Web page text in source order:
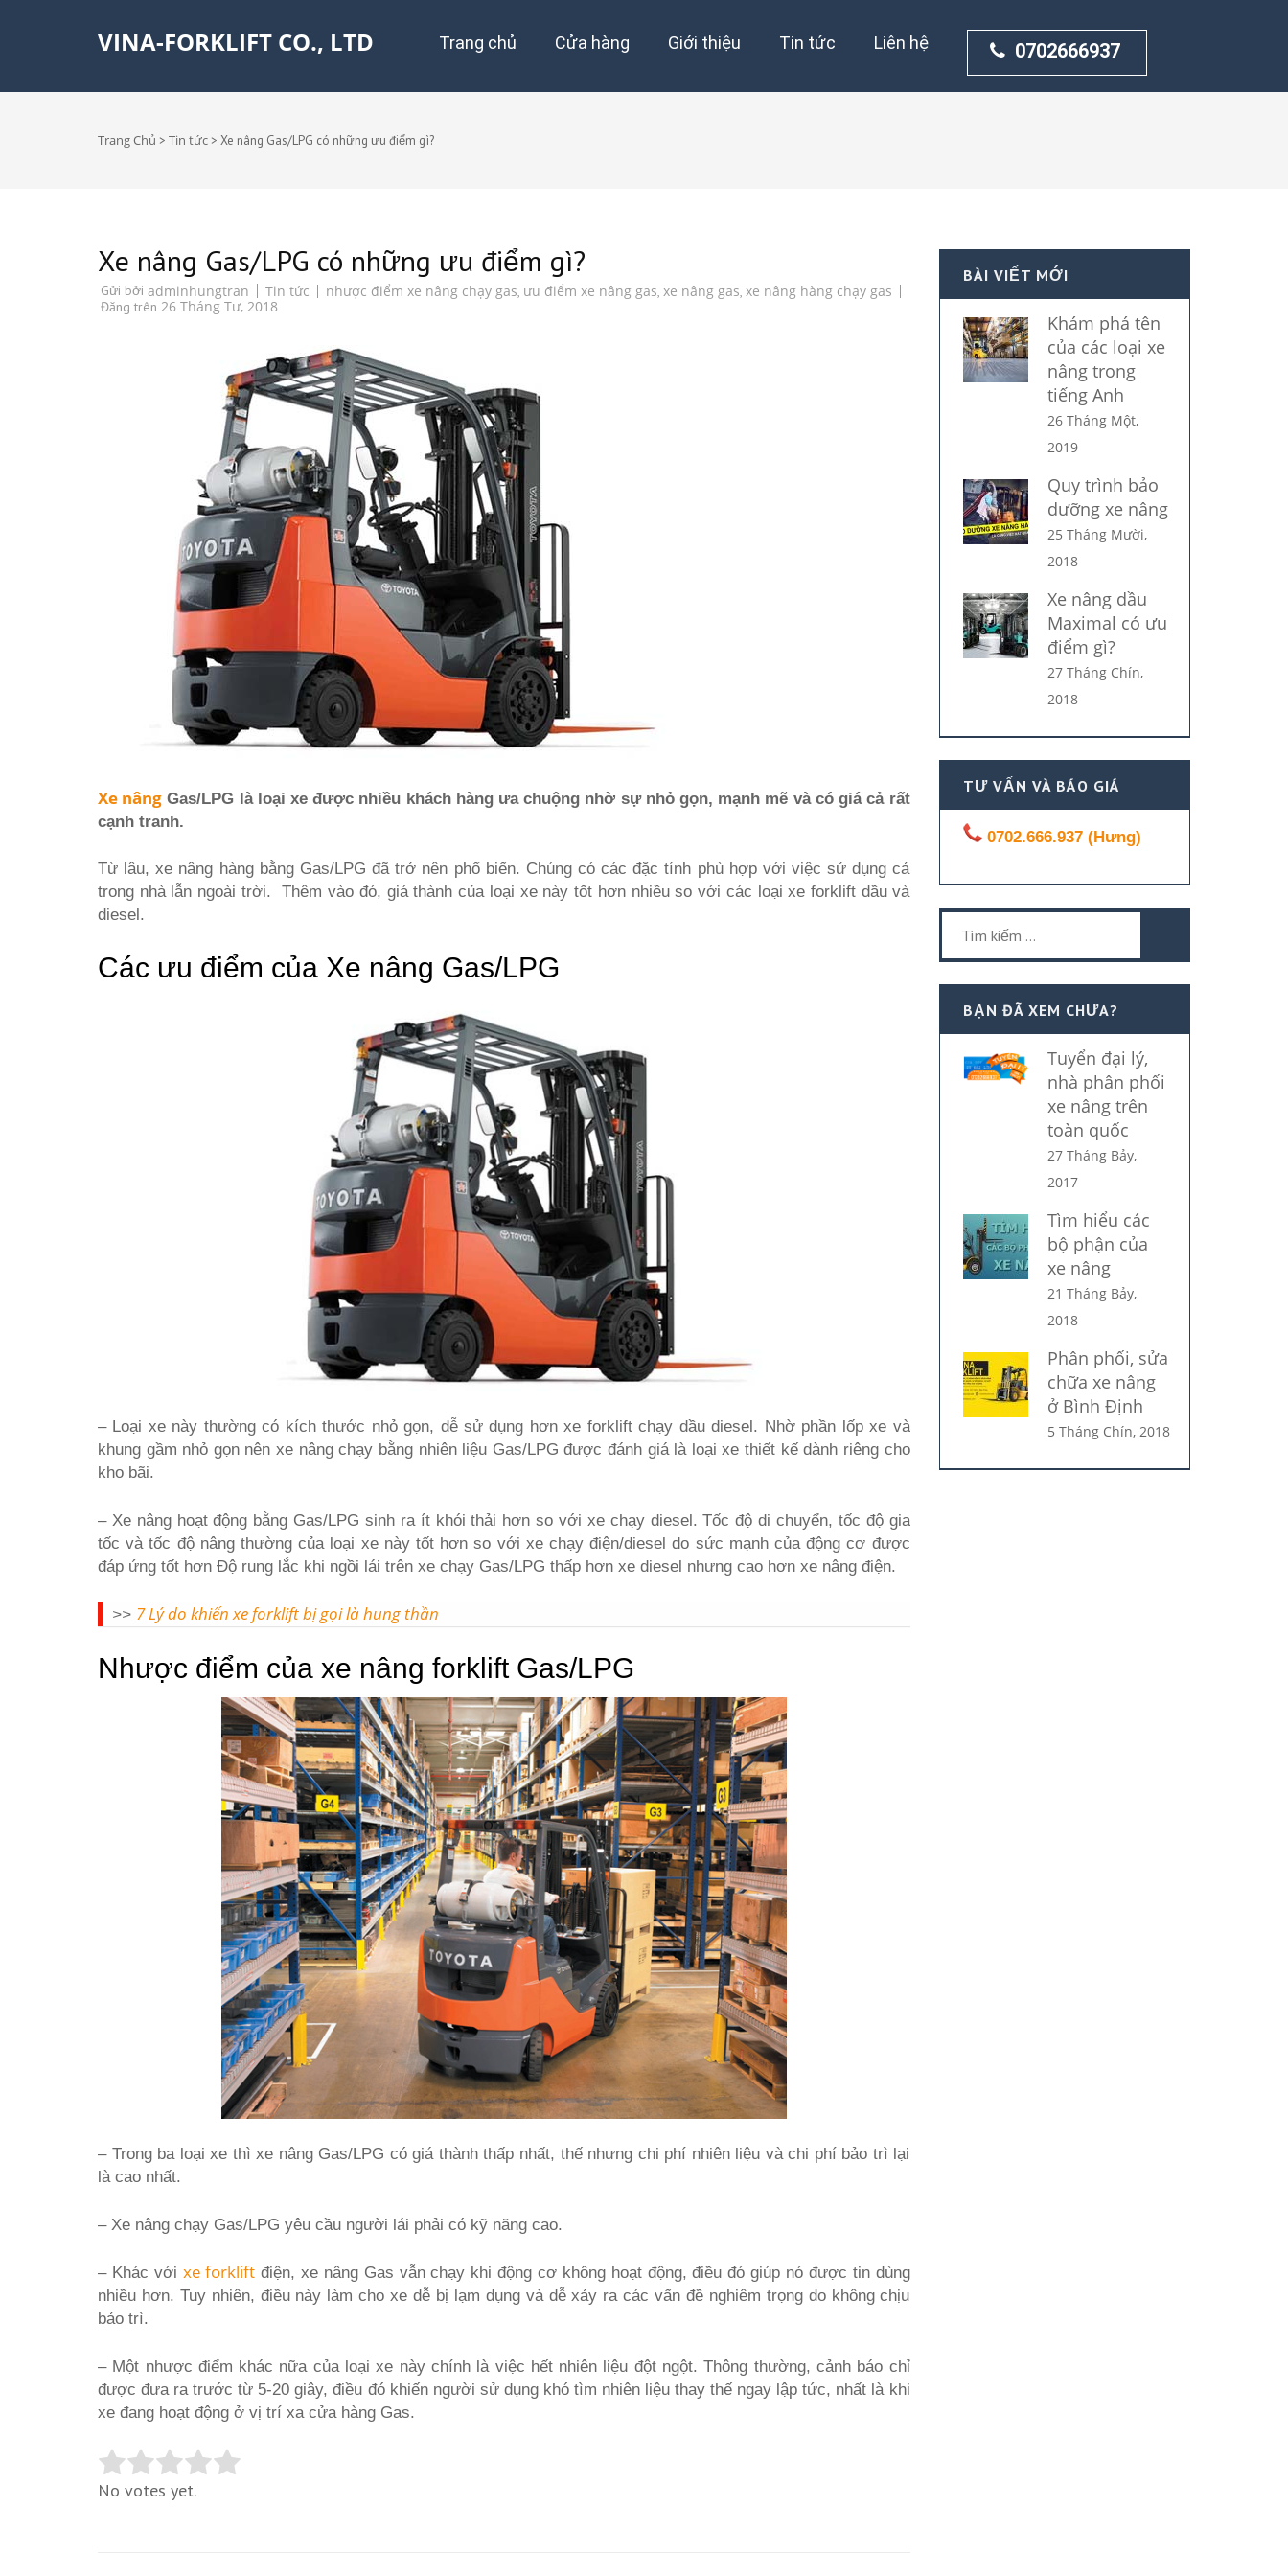
VINA-FORKLIFT CO., LTD Trang chủ Cửa hàng Giới thiệu Tin tức Liên hệ 0702666937
Trang Chủ > Tin tức > Xe nâng Gas/LPG có những ưu điểm gì?
Xe nâng Gas/LPG có những ưu điểm gì?
Gửi bởi adminhungtran Tin tức nhược điểm xe nâng chạy gas ưu điểm xe nâng gas xe nâng gas xe nâng hàng chạy gas
Đăng trên 26 Tháng Tư, 2018
Xe nâng Gas/LPG là loại xe được nhiều khách hàng ưa chuộng nhờ sự nhỏ gọn, mạnh mẽ và có giá cả rất
cạnh tranh.
Từ lâu, xe nâng hàng bằng Gas/LPG đã trở nên phổ biến. Chúng có các đặc tính phù hợp với việc sử dụng cả
trong nhà lẫn ngoài trời. Thêm vào đó, giá thành của loại xe này tốt hơn nhiều so với các loại xe forklift dầu và
diesel.
Các ưu điểm của Xe nâng Gas/LPG
– Loại xe này thường có kích thước nhỏ gọn, dễ sử dụng hơn xe forklift chạy dầu diesel. Nhờ phần lốp xe và
khung gầm nhỏ gọn nên xe nâng chạy bằng nhiên liệu Gas/LPG được đánh giá là loại xe thiết kế dành riêng cho
kho bãi.
– Xe nâng hoạt động bằng Gas/LPG sinh ra ít khói thải hơn so với xe chạy diesel. Tốc độ di chuyển, tốc độ gia
tốc và tốc độ nâng thường của loại xe này tốt hơn so với xe chạy điện/diesel do sức mạnh của động cơ được
đáp ứng tốt hơn Độ rung lắc khi ngồi lái trên xe chạy Gas/LPG thấp hơn xe diesel nhưng cao hơn xe nâng điện.
>> 7 Lý do khiến xe forklift bị gọi là hung thần
Nhược điểm của xe nâng forklift Gas/LPG
– Trong ba loại xe thì xe nâng Gas/LPG có giá thành thấp nhất, thế nhưng chi phí nhiên liệu và chi phí bảo trì lại
là cao nhất.
– Xe nâng chạy Gas/LPG yêu cầu người lái phải có kỹ năng cao.
– Khác với xe forklift điện, xe nâng Gas vẫn chạy khi động cơ không hoạt động, điều đó giúp nó được tin dùng
nhiều hơn. Tuy nhiên, điều này làm cho xe dễ bị lạm dụng và dễ xảy ra các vấn đề nghiêm trọng do không chịu
bảo trì.
– Một nhược điểm khác nữa của loại xe này chính là việc hết nhiên liệu đột ngột. Thông thường, cảnh báo chỉ
được đưa ra trước từ 5-20 giây, điều đó khiến người sử dụng khó tìm nhiên liệu thay thế ngay lập tức, nhất là khi
xe đang hoạt động ở vị trí xa cửa hàng Gas.
No votes yet.
BÀI VIẾT MỚI
Khám phá tên
của các loại xe
nâng trong
tiếng Anh
26 Tháng Một,
2019
Quy trình bảo
dưỡng xe nâng
25 Tháng Mười,
2018
Xe nâng dầu
Maximal có ưu
điểm gì?
27 Tháng Chín,
2018
TƯ VẤN VÀ BÁO GIÁ
0702.666.937 (Hưng)
BẠN ĐÃ XEM CHƯA?
Tuyển đại lý,
nhà phân phối
xe nâng trên
toàn quốc
27 Tháng Bảy,
2017
Tìm hiểu các
bộ phận của
xe nâng
21 Tháng Bảy,
2018
Phân phối, sửa
chữa xe nâng
ở Bình Định
5 Tháng Chín, 2018